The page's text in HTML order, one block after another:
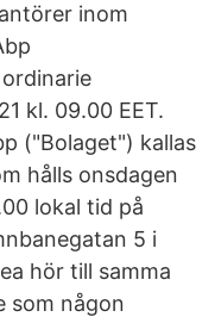
inom
kl. 09.00 EET.
("Bolaget") kallas
hålls onsdagen
lokal tid på
5 i
hör till samma
som någon